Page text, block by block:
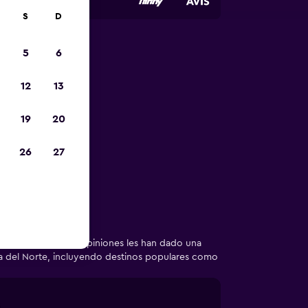
de
perfecto
del Norte - 256 opiniones les han dado una
del Norte, incluyendo destinos populares como
S D
5 6
12 13
19 20
26 27